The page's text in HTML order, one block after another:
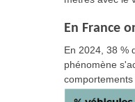
En France
En 2024, 38 %
phénomène